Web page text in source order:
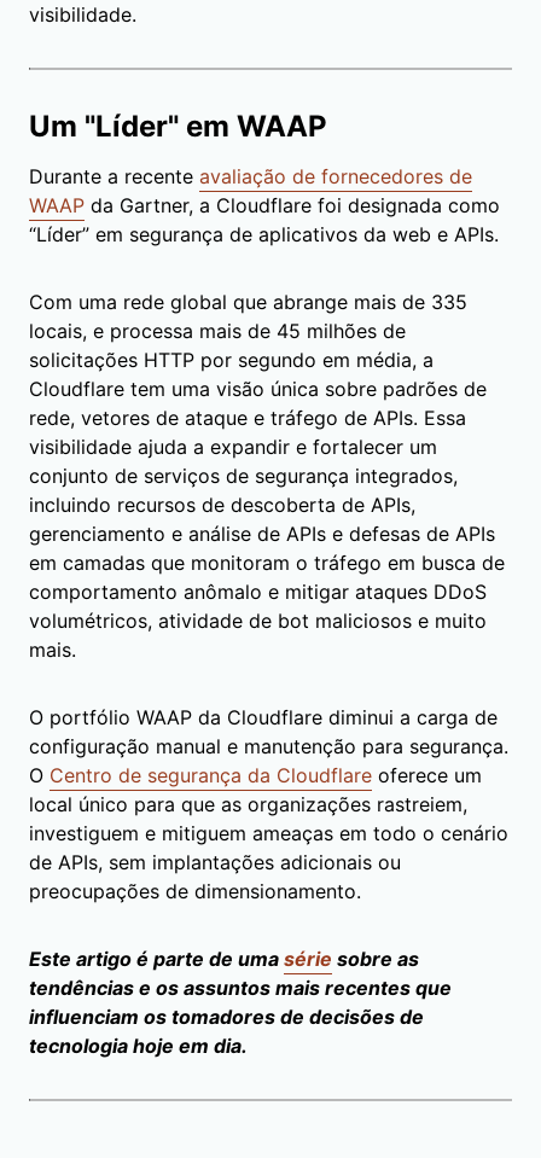
visibilidade.
Um "Líder" em WAAP
Durante a recente avaliação de fornecedores de
WAAP da Gartner, a Cloudflare foi designada como
“Líder” em segurança de aplicativos da web e APIs.
Com uma rede global que abrange mais de 335
locais, e processa mais de 45 milhões de
solicitações HTTP por segundo em média, a
Cloudflare tem uma visão única sobre padrões de
rede, vetores de ataque e tráfego de APIs. Essa
visibilidade ajuda a expandir e fortalecer um
conjunto de serviços de segurança integrados,
incluindo recursos de descoberta de APIs,
gerenciamento e análise de APIs e defesas de APIs
em camadas que monitoram o tráfego em busca de
comportamento anômalo e mitigar ataques DDoS
volumétricos, atividade de bot maliciosos e muito
mais.
O portfólio WAAP da Cloudflare diminui a carga de
configuração manual e manutenção para segurança.
O Centro de segurança da Cloudflare oferece um
local único para que as organizações rastreiem,
investiguem e mitiguem ameaças em todo o cenário
de APIs, sem implantações adicionais ou
preocupações de dimensionamento.
Este artigo é parte de uma série sobre as
tendências e os assuntos mais recentes que
influenciam os tomadores de decisões de
tecnologia hoje em dia.